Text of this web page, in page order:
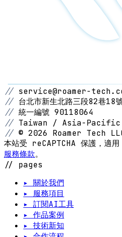
// service@roamer-
// 台北市新生北路三段82巷18
// 統一編號 90118064
// Taiwan / Asia-Pacific
// © 2026 Roamer Tech
本站受 reCAPTCHA 保護，適
服務條款。
// pages
▸ 關於我們
▸ 服務項目
▸ 訂閱AI工具
▸ 作品案例
▸ 技術新知